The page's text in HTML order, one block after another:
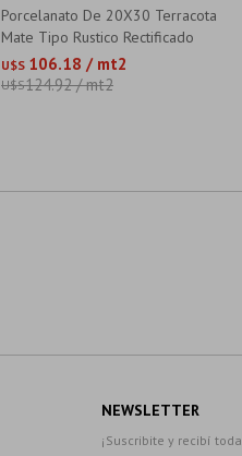
Porcelanato De 20X30 Terracota
Mate Tipo Rustico Rectificado
U$S 106.18 / mt2
U$S124.92 / mt2
NEWSLETTER
¡Suscribite y recibí